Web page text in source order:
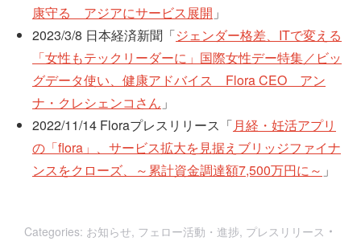
康守る アジアにサービス展開 」
2023/3/8 日本経済新聞「ジェンダー格差、ITで変える
「女性もテックリーダーに」国際女性デー特集／ビッ
グデータ使い、健康アドバイス Flora CEO アン
ナ・クレシェンコさん 」
2022/11/14 Floraプレスリリース「月経・妊活アプリ
の「flora」、サービス拡大を見据えブリッジファイナ
ンスをクローズ、～累計資金調達額7,500万円に～ 」
Categories: お知らせ, フェロー活動・進捗, プレスリリース